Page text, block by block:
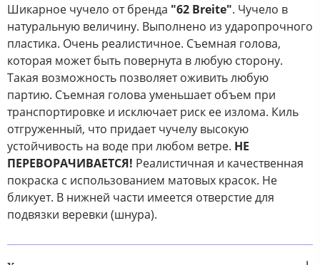
Шикарное чучело от бренда "62 Breite". Чучело в
натуральную величину. Выполнено из ударопрочного
пластика. Очень реалистичное. Съемная голова,
которая может быть повернута в любую сторону.
Такая возможность позволяет оживить любую
партию. Съемная голова уменьшает объем при
транспортировке и исключает риск ее излома. Киль
отгруженный, что придает чучелу высокую
устойчивость на воде при любом ветре. НЕ
ПЕРЕВОРАЧИВАЕТСЯ! Реалистичная и качественная
покраска с использованием матовых красок. Не
бликует. В нижней части имеется отверстие для
подвязки веревки (шнура).